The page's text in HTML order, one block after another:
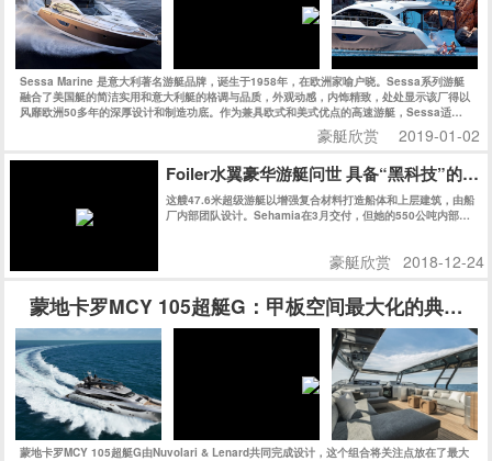
Sessa Marine 是意大利著名游艇品牌，诞生于1958年，在欧洲家喻户晓。Sessa系列游艇
融合了美国艇的简洁实用和意大利艇的格调与品质，外观动感，内饰精致，处处显示该厂得以
风靡欧洲50多年的深厚设计和制造功底。作为兼具欧式和美式优点的高速游艇，Sessa适合
追求狂野而精致的海上生活的新一代人士。今天的Sessa每年生产上千艘船艇，可谓是持续、
豪艇欣赏 2019-01-02
Foiler水翼豪华游艇问世 具备“黑科技”的混
这艘47.6米超级游艇以增强复合材料打造船体和上层建筑，由船
厂内部团队设计。Sehamia在3月交付，但她的550公吨内部空
豪艇欣赏 2018-12-24
蒙地卡罗MCY 105超艇G：甲板空间最大化的典范之
蒙地卡罗MCY 105超艇G由Nuvolari & Lenard共同完成设计，这个组合将关注点放在了最大